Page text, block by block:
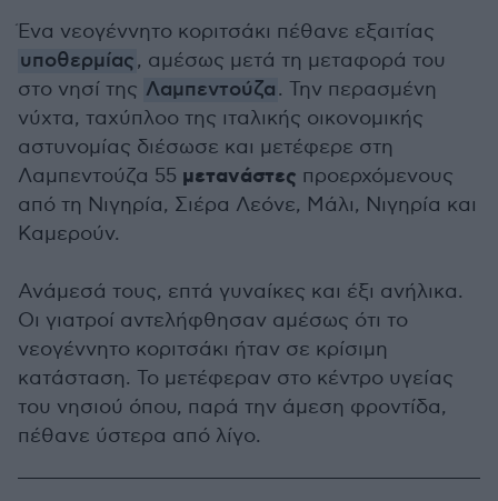
Ένα νεογέννητο κοριτσάκι πέθανε εξαιτίας
υποθερμίας, αμέσως μετά τη μεταφορά του
στο νησί της Λαμπεντούζα. Την περασμένη
νύχτα, ταχύπλοο της ιταλικής οικονομικής
αστυνομίας διέσωσε και μετέφερε στη
Λαμπεντούζα 55 μετανάστες προερχόμενους
από τη Νιγηρία, Σιέρα Λεόνε, Μάλι, Νιγηρία και
Καμερούν.
Ανάμεσά τους, επτά γυναίκες και έξι ανήλικα.
Οι γιατροί αντελήφθησαν αμέσως ότι το
νεογέννητο κοριτσάκι ήταν σε κρίσιμη
κατάσταση. Το μετέφεραν στο κέντρο υγείας
του νησιού όπου, παρά την άμεση φροντίδα,
πέθανε ύστερα από λίγο.